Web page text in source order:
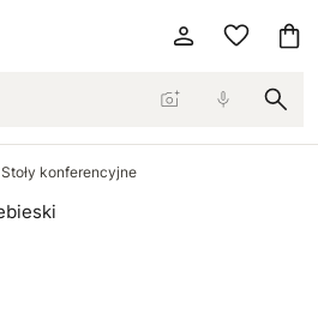
Stoły konferencyjne